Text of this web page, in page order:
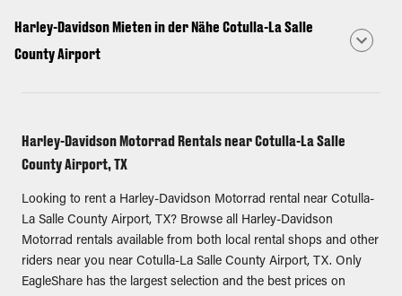
Harley-Davidson Mieten in der Nähe Cotulla-La Salle
County Airport
Harley-Davidson Motorrad Rentals near Cotulla-La Salle
County Airport, TX
Looking to rent a Harley-Davidson Motorrad rental near Cotulla-
La Salle County Airport, TX? Browse all Harley-Davidson
Motorrad rentals available from both local rental shops and other
riders near you near Cotulla-La Salle County Airport, TX. Only
EagleShare has the largest selection and the best prices on